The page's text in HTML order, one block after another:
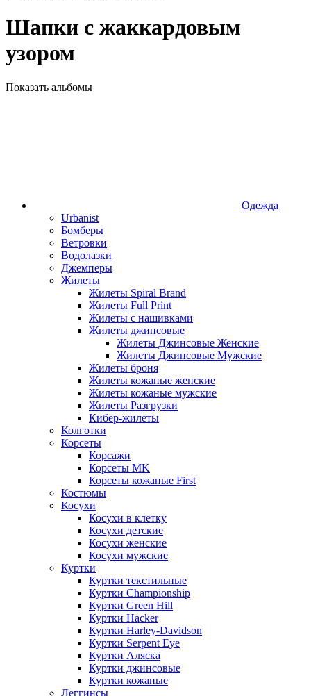
Шапки с жаккардовым
узором
Показать альбомы
Одежда
Urbanist
Бомберы
Ветровки
Водолазки
Джемперы
Жилеты
Жилеты Spiral Brand
Жилеты Full Print
Жилеты с нашивками
Жилеты джинсовые
Жилеты Джинсовые Женские
Жилеты Джинсовые Мужские
Жилеты броня
Жилеты кожаные женские
Жилеты кожаные мужские
Жилеты Разгрузки
Кибер-жилеты
Колготки
Корсеты
Корсажи
Корсеты MK
Корсеты кожаные First
Костюмы
Косухи
Косухи в клетку
Косухи детские
Косухи женские
Косухи мужские
Куртки
Куртки текстильные
Куртки Championship
Куртки Green Hill
Куртки Hacker
Куртки Harley-Davidson
Куртки Serpent Eye
Куртки Аляска
Куртки джинсовые
Куртки кожаные
Леггинсы